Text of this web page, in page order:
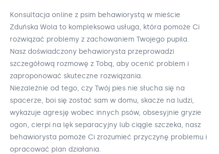
Konsultacja online z psim behawiorystą w mieście
Zduńska Wola to kompleksowa usługa, która pomoże Ci
rozwiązać problemy z zachowaniem Twojego pupila.
Nasz doświadczony behawiorysta przeprowadzi
szczegółową rozmowę z Tobą, aby ocenić problem i
zaproponować skuteczne rozwiązania.
Niezależnie od tego, czy Twój pies nie słucha się na
spacerze, boi się zostać sam w domu, skacze na ludzi,
wykazuje agresję wobec innych psów, obsesyjnie gryzie
ogon, cierpi na lęk separacyjny lub ciągle szczeka, nasz
behawiorysta pomoże Ci zrozumieć przyczynę problemu i
opracować plan działania.